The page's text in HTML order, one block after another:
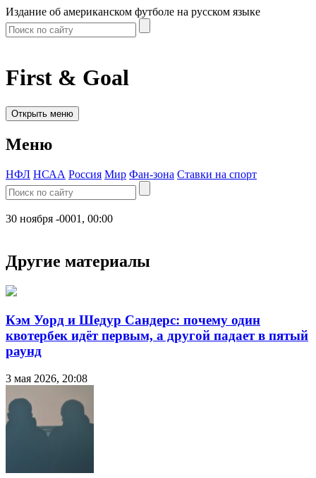
Издание об американском футболе на русском языке
First & Goal
Открыть меню
Меню
НФЛ НСАА Россия Мир Фан-зона Ставки на спорт
30 ноября -0001, 00:00
Другие материалы
Кэм Уорд и Шедур Сандерс: почему один
квотербек идёт первым, а другой падает в пятый
раунд
3 мая 2026, 20:08